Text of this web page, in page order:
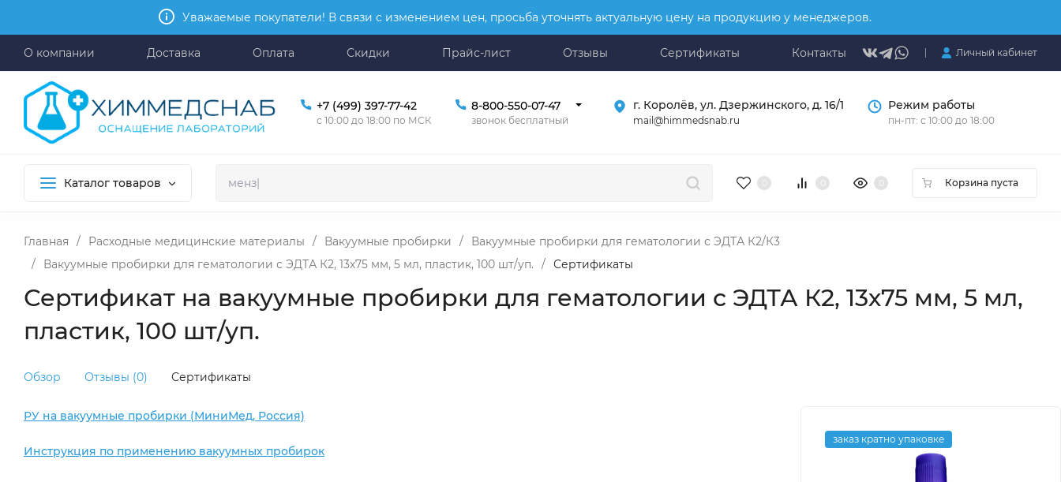
Уважаемые покупатели! В связи с изменением цен, просьба уточнять актуальную цену на продукцию у менеджеров.
О компании Доставка Оплата Скидки Прайс-лист Отзывы Сертификаты Контакты Личный кабинет
+7 (499) 397-77-42
с 10:00 до 18:00 по МСК
8-800-550-07-47
звонок бесплатный
г. Королёв, ул. Дзержинского, д. 16/1
mail@himmedsnab.ru
Режим работы
пн-пт: с 10:00 до 18:00
Каталог товаров Корзина пуста
Главная / Расходные медицинские материалы / Вакуумные пробирки /
Вакуумные пробирки для гематологии с ЭДТА К2/К3
/
Вакуумные пробирки для гематологии с ЭДТА К2, 13х75 мм, 5 мл, пластик, 100 шт/уп. / Сертификаты
Сертификат на вакуумные пробирки для гематологии с ЭДТА К2, 13х75 мм, 5 мл,
пластик, 100 шт/уп.
Обзор Отзывы (0) Сертификаты
РУ на вакуумные пробирки (МиниМед, Россия)
Инструкция по применению вакуумных пробирок
заказ кратно упаковке